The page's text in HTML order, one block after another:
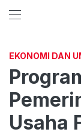
EKONOMI DAN
Usaha